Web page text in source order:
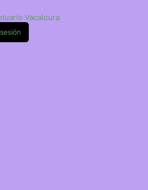
Vacaloura